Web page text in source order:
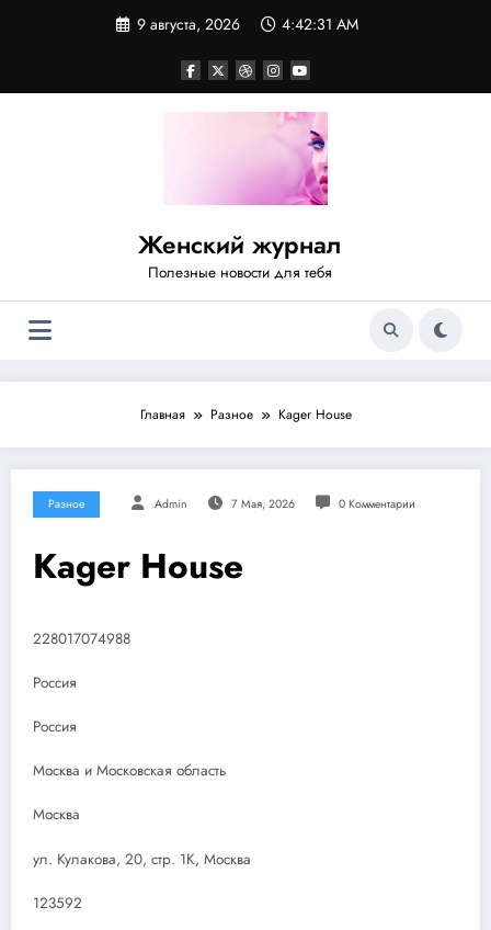
9 августа, 2026 4:42:31 AM
Женский журнал
Полезные новости для тебя
Главная Разное Kager House
Разное Admin 7 Мая, 2026 0 Комментарии
Kager House
228017074988
Россия
Россия
Москва и Московская область
Москва
ул. Кулакова, 20, стр. 1К, Москва
123592